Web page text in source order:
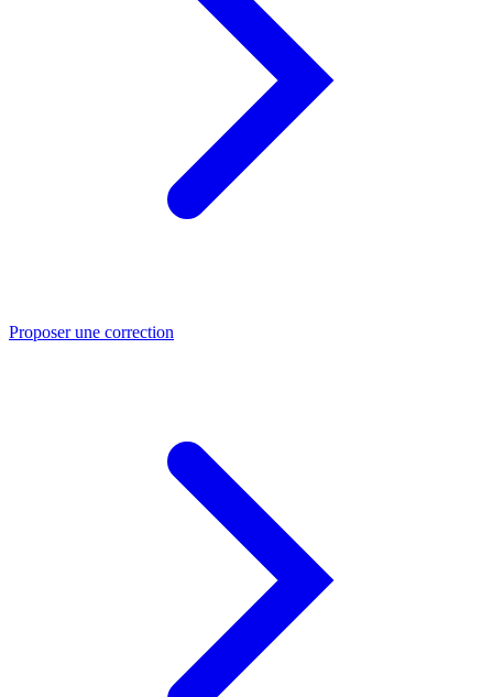
Proposer une correction